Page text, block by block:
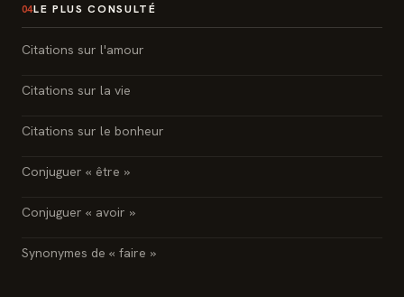
04LE PLUS CONSULTÉ
Citations sur l'amour
Citations sur la vie
Citations sur le bonheur
Conjuguer « être »
Conjuguer « avoir »
Synonymes de « faire »